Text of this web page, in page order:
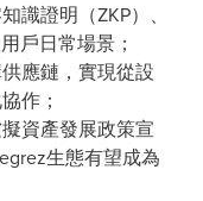
識證明（ZKP）、
戶日常場景；
應鏈，實現從設
作；
資產發展政策宣
生態有望成為